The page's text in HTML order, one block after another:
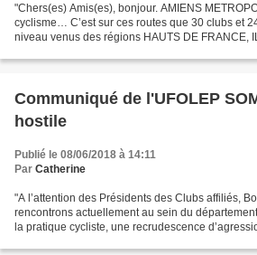
"Chers(es) Amis(es), bonjour. AMIENS
cyclisme… C’est sur ces routes que 30 clubs et
niveau venus des régions HAUTS DE FRANCE,
Communiqué de l'UFOLEP
hostile
Publié le 08/06/2018 à 14:11
Par Catherine
"A l’attention des Présidents des Clubs affiliés,
rencontrons actuellement au sein du
la pratique cycliste, une recrudescence